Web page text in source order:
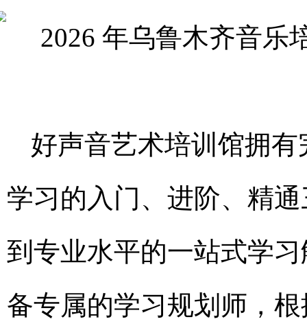
好声音艺术培训馆拥
学习的入门、进阶、精
到专业水平的一站式学
备专属的学习规划师，